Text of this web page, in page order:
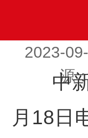
2023-
源
中新
月18日